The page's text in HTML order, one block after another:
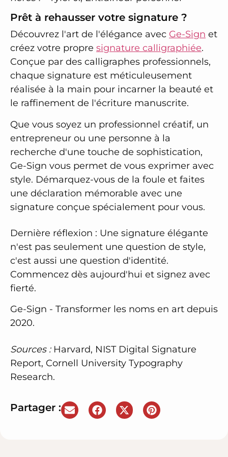
Prêt à rehausser votre signature ?
Découvrez l'art de l'élégance avec Ge-Sign et
créez votre propre signature calligraphiée.
Conçue par des calligraphes professionnels,
chaque signature est méticuleusement
réalisée à la main pour incarner la beauté et
le raffinement de l'écriture manuscrite.
Que vous soyez un professionnel créatif, un
entrepreneur ou une personne à la
recherche d'une touche de sophistication,
Ge-Sign vous permet de vous exprimer avec
style. Démarquez-vous de la foule et faites
une déclaration mémorable avec une
signature conçue spécialement pour vous.
Dernière réflexion : Une signature élégante
n'est pas seulement une question de style,
c'est aussi une question d'identité.
Commencez dès aujourd'hui et signez avec
fierté.
Ge-Sign - Transformer les noms en art depuis
2020.
Sources :Harvard, NIST Digital Signature
Report, Cornell University Typography
Research.
Partager :